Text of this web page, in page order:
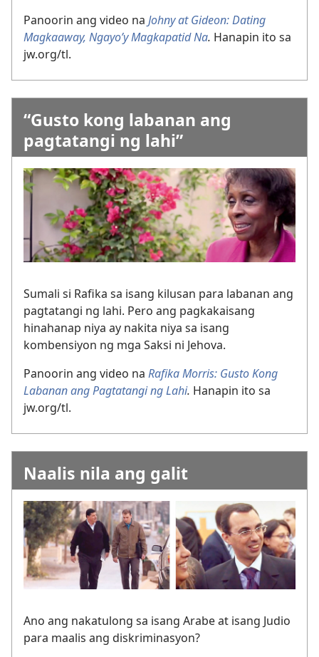
Panoorin ang video na Johny at Gideon: Dating
Magkaaway, Ngayo’y Magkapatid Na. Hanapin ito sa
jw.org/tl.
“Gusto kong labanan ang
pagtatangi ng lahi”
Sumali si Rafika sa isang kilusan para labanan ang
pagtatangi ng lahi. Pero ang pagkakaisang
hinahanap niya ay nakita niya sa isang
kombensiyon ng mga Saksi ni Jehova.
Panoorin ang video na Rafika Morris: Gusto Kong
Labanan ang Pagtatangi ng Lahi. Hanapin ito sa
jw.org/tl.
Naalis nila ang galit
Ano ang nakatulong sa isang Arabe at isang Judio
para maalis ang diskriminasyon?